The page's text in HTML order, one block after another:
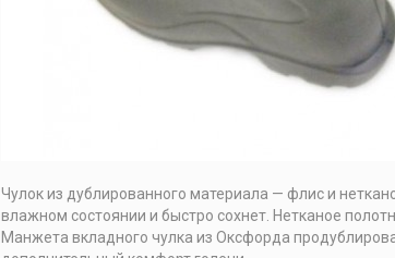
Чулок из дублированного материала — флис и
влажном состоянии и быстро сохнет. Нетканое
Манжета вкладного чулка из Оксфорда